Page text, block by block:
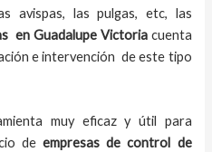
avispas, las pulgas, etc, las
en Guadalupe Victoriacuenta
e intervención de este tipo
muy eficaz y útil para
deempresas de control de